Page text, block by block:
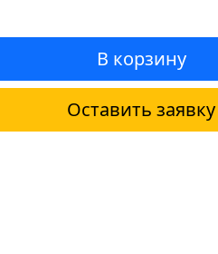
В корзину
Оставить заявку